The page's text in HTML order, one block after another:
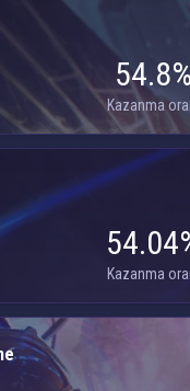
54.8%
Kazanma
Kazanma